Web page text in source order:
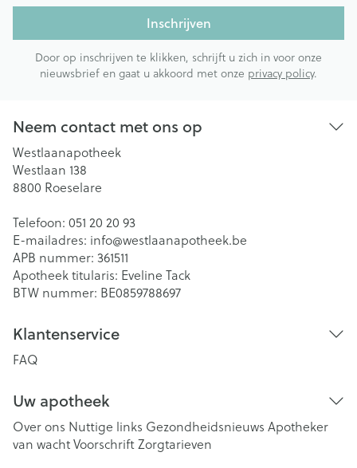
Inschrijven
Door op inschrijven te klikken, schrijft u zich in voor onze
nieuwsbrief en gaat u akkoord met onze privacy policy.
Neem contact met ons op
Westlaanapotheek
Westlaan 138
8800 Roeselare
Telefoon: 051 20 20 93
E-mailadres: info@westlaanapotheek.be
APB nummer: 361511
Apotheek titularis: Eveline Tack
BTW nummer: BE0859788697
Klantenservice
FAQ
Uw apotheek
Over ons Nuttige links Gezondheidsnieuws Apotheker
van wachtVoorschriftZorgtarieven